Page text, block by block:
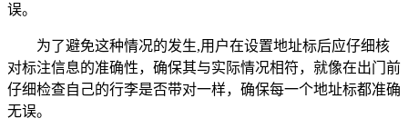
误。
为了避免这种情况的发生,用户在设置地址标后应仔细核
对标注信息的准确性，确保其与实际情况相符，就像在出门前
仔细检查自己的行李是否带对一样，确保每一个地址标都准确
无误。